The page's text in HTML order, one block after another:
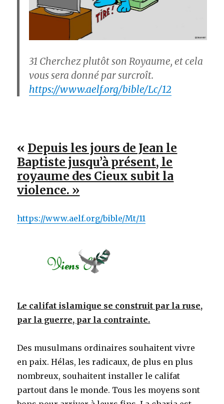
31 Cherchez plutôt son Royaume, et cela
vous sera donné par surcroît.
https://www.aelf.org/bible/Lc/12
« Depuis les jours de Jean le
Baptiste jusqu’à présent, le
royaume des Cieux subit la
violence. »
https://www.aelf.org/bible/Mt/11
Le califat islamique se construit par la ruse,
par la guerre, par la contrainte.
Des musulmans ordinaires souhaitent vivre
en paix. Hélas, les radicaux, de plus en plus
nombreux, souhaitent installer le califat
partout dans le monde. Tous les moyens sont